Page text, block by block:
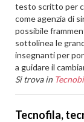
testo scritto per
come agenzia di
possibile
sottolinea le
insegnanti per
a guidare il
Si trova in
Tecnofila,